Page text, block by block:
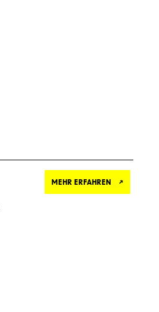
MEHR ERFAHREN